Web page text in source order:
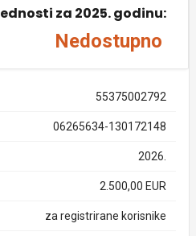
za 2025. godinu:
Nedostupno
55375002792
06265634-130172148
2026.
2.500,00 EUR
za registrirane korisnike